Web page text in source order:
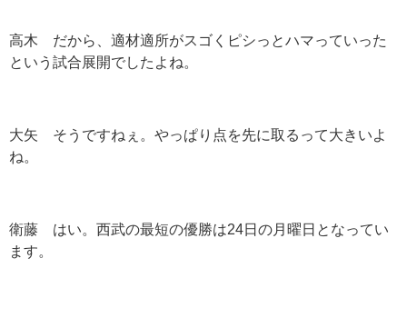
高木 だから、適材適所がスゴくピシっとハマっていった
という試合展開でしたよね。
大矢 そうですねぇ。やっぱり点を先に取るって大きいよ
ね。
衛藤 はい。西武の最短の優勝は24日の月曜日となってい
ます。